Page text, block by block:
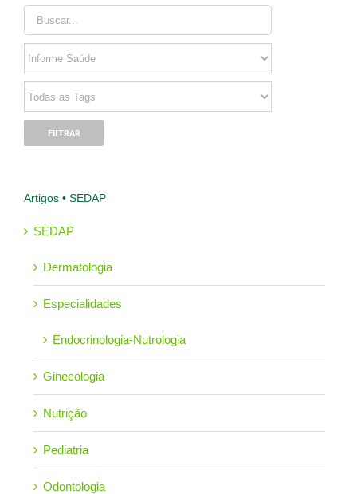
Artigos • SEDAP
SEDAP
Dermatologia
Especialidades
Endocrinologia-Nutrologia
Ginecologia
Nutrição
Pediatria
Odontologia